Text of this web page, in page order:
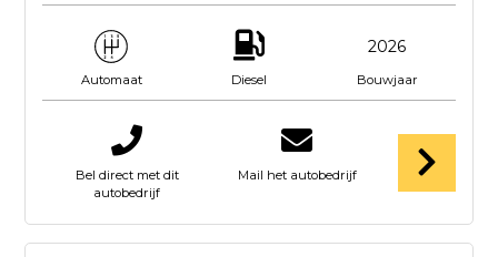
Automaat Diesel
2026
Bouwjaar
Bel direct met dit
autobedrijf
Mail het autobedrijf